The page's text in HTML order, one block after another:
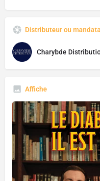
Distributeur ou
Charybde
Affiche